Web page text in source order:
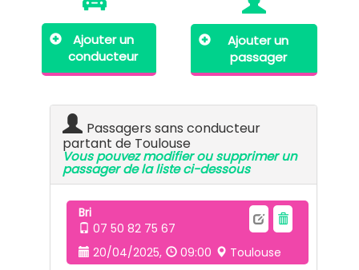
Ajouter un
conducteur
Ajouter un
passager
Passagers sans conducteur
partant de Toulouse
Vous pouvez modifier ou supprimer un
passager de la liste ci-dessous
Bri
07 50 82 75 67
20/04/2025,
09:00 Toulouse